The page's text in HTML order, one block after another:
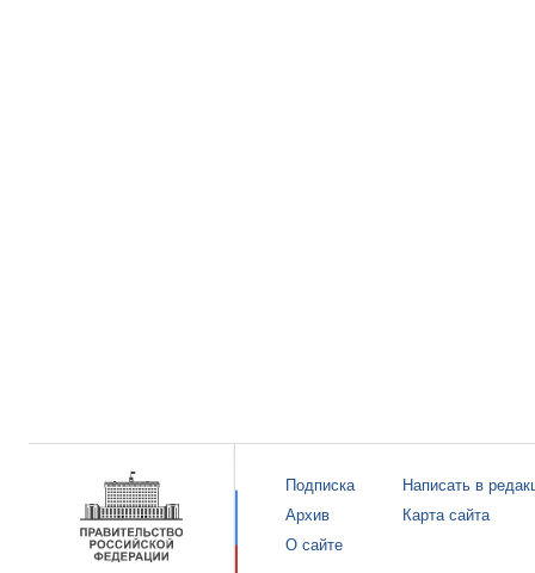
Подписка
Архив
О сайте
Написать в
Карта сайта